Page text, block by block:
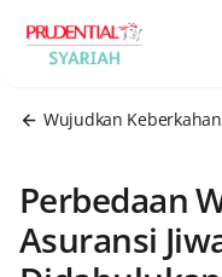
Wujudkan Keberkahan
Perbedaan
Asuransi